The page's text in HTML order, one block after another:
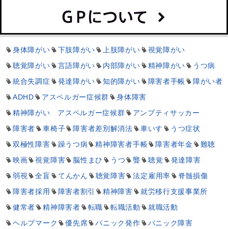
身体障がい 下肢障がい 上肢障がい
視覚障がい
聴覚障がい
言語障がい 内部障がい 精神障がい
うつ病
統合失調症
発達障がい 知的障がい 障害者手帳
障がい者
ADHD
アスペルガー症候群
身体障害
精神障がい アスペルガー症候群
アンプティサッカー
障害者
車椅子 障害者差別解消法 車いす
うつ症状
双極性障害
躁うつ病 精神障害者手帳 障害者年金
難聴
映画
視覚障害 脳性まひ うつ 聾 聴覚
発達障害
弱視
全盲 てんかん 聴覚障害 法定雇用率
脊髄損傷
障害者採用
障害者割引 精神障害
就労移行支援事業所
健常者
精神障害者 転職 転職活動
就職活動
ヘルプマーク
優先席 パニック発作
パニック障害